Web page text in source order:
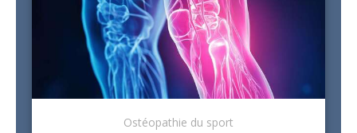
Ostéopathie du sport